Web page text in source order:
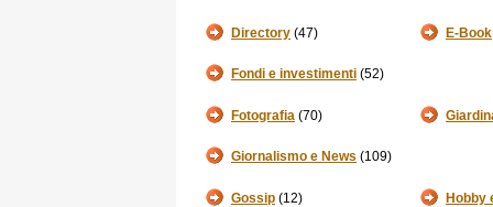
Directory (47) E-Book
Fondi e investimenti (52)
Fotografia (70)
Giornalismo e News (109)
Gossip (12) Hobby